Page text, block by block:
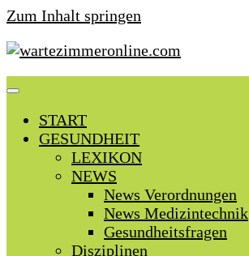
Zum Inhalt springen
START
GESUNDHEIT
LEXIKON
NEWS
News Verordnungen
News Medizintechnik
Gesundheitsfragen
Disziplinen